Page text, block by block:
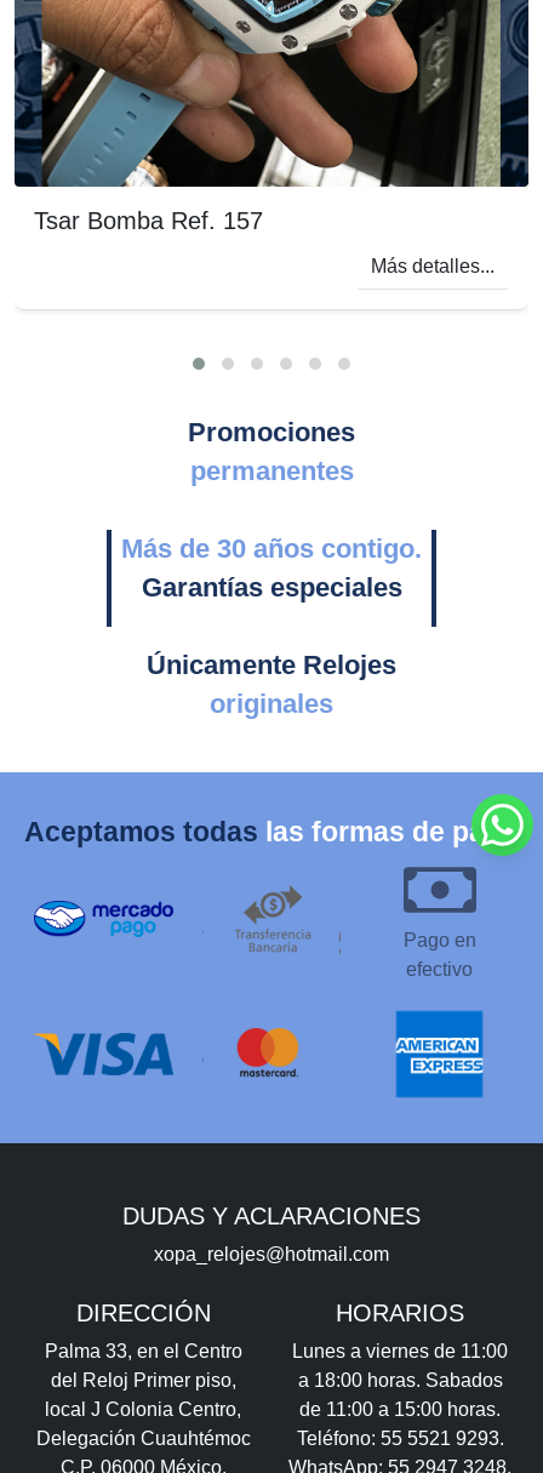
Tsar Bomba Ref. 157
Más detalles...
Promociones
permanentes
Más de 30 años contigo.
Garantías especiales
Únicamente Relojes
originales
Aceptamos todas las formas de pago
Pago en
efectivo
DUDAS Y ACLARACIONES
xopa_relojes@hotmail.com
DIRECCIÓN
Palma 33, en el Centro
del Reloj Primer piso,
local J Colonia Centro,
Delegación Cuauhtémoc
C.P. 06000 México,
HORARIOS
Lunes a viernes de 11:00
a 18:00 horas. Sabados
de 11:00 a 15:00 horas.
Teléfono: 55 5521 9293.
WhatsApp: 55 2947 3248.